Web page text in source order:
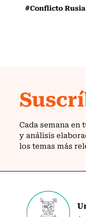
#Conflicto